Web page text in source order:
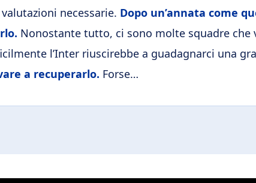
necessarie. Dopo un’annata come
Nonostante tutto, ci sono molte squadre che
l’Inter riuscirebbe a guadagnarci una
a recuperarlo. Forse…